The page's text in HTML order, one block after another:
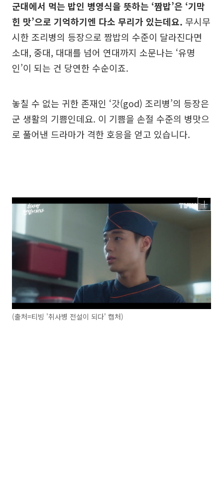
군대에서 먹는 밥인 병영식을 뜻하는 ‘짬밥’은 ‘기막
힌 맛’으로 기억하기엔 다소 무리가 있는데요. 무시무
시한 조리병의 등장으로 짬밥의 수준이 달라진다면
소대, 중대, 대대를 넘어 연대까지 소문나는 ‘유명
인’이 되는 건 당연한 수순이죠.
놓칠 수 없는 귀한 존재인 ‘갓(god) 조리병’의 등장은
군 생활의 기쁨인데요. 이 기쁨을 손절 수준의 병맛으
로 풀어낸 드라마가 격한 호응을 얻고 있습니다.
(출처=티빙 '취사병 전설이 되다' 캡처)